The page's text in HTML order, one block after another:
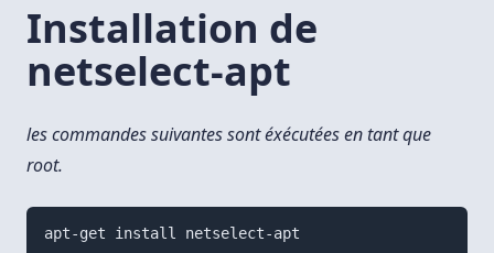
Installation de
netselect-apt
les commandes suivantes sont éxécutées en tant que
root.